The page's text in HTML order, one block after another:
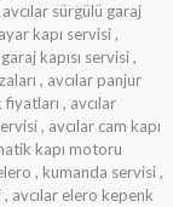
sürgülü garaj
kapı servisi ,
kapısı servisi ,
, avcılar panjur
, avcılar
, avcılar cam kapı
kapı motoru
, kumanda servisi ,
avcılar elero kepenk